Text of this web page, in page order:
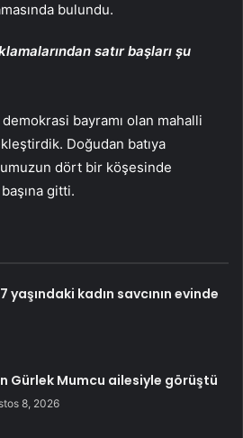
bulundu.
satır başları şu
bayramı olan mahalli
Doğudan batıya
dört bir köşesinde
gitti.
yaşındaki kadın savcının evinde
Gürlek Mumcu ailesiyle görüştü
8, 2026